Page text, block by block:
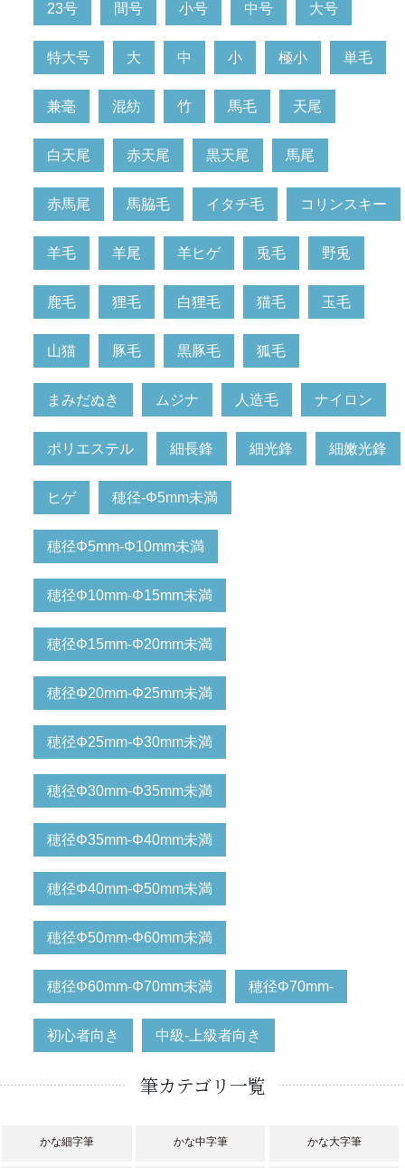
23号 間号 小号 中号 大号
特大号 大 中 小 極小 単毛
兼毫 混紡 竹 馬毛 天尾
白天尾 赤天尾 黒天尾 馬尾
赤馬尾 馬脇毛 イタチ毛 コリンスキー
羊毛 羊尾 羊ヒゲ 兎毛 野兎
鹿毛 狸毛 白狸毛 猫毛 玉毛
山猫 豚毛 黒豚毛 狐毛
まみだぬき ムジナ 人造毛 ナイロン
ポリエステル 細長鋒 細光鋒 細嫩光鋒
ヒゲ 穂径-Φ5mm未満
穂径Φ5mm-Φ10mm未満
穂径Φ10mm-Φ15mm未満
穂径Φ15mm-Φ20mm未満
穂径Φ20mm-Φ25mm未満
穂径Φ25mm-Φ30mm未満
穂径Φ30mm-Φ35mm未満
穂径Φ35mm-Φ40mm未満
穂径Φ40mm-Φ50mm未満
穂径Φ50mm-Φ60mm未満
穂径Φ60mm-Φ70mm未満 穂径Φ70mm-
初心者向き 中級-上級者向き
筆カテゴリ一覧
かな細字筆 かな中字筆 かな大字筆